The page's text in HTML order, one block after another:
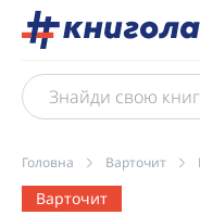
Головна Варточит
Варточит